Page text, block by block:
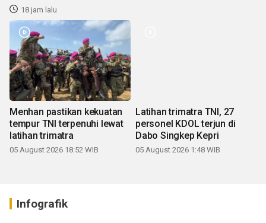
18 jam lalu
Menhan pastikan kekuatan
tempur TNI terpenuhi lewat
latihan trimatra
05 August 2026 18:52 WIB
Latihan trimatra TNI, 27
personel KDOL terjun di
Dabo Singkep Kepri
05 August 2026 1:48 WIB
Infografik